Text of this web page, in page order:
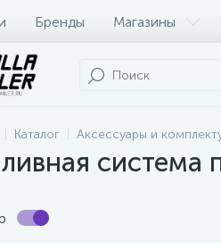
Бренды Магазины
Каталог Аксессуары и